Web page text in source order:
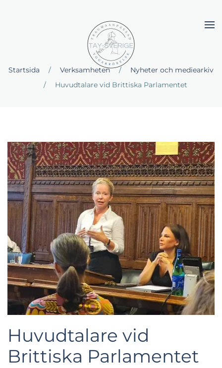
Skip to main content
Startsida Verksamheten
Nyheter och mediearkiv
Huvudtalare vid Brittiska Parlamentet
Huvudtalare vid
Brittiska Parlamentet